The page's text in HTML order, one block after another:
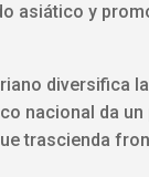
asiático y
diversifica
nacional da
trascienda